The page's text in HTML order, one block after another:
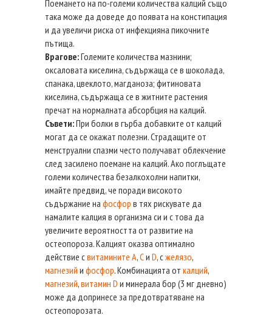
Поемането на по-големи количества калций също
така може да доведе до появата на констипация
и да увеличи риска от инфекцияна пикочните
пътища.
Врагове:Големите количества мазнини;
оксаловата киселина, съдържаща се в шоколада,
спанака, цвеклото, магданоза; фитиновата
киселина, съдържаща се в житните растения
пречат на нормалната абсорбция на калций.
Съвети:При болки в гърба добавките от калций
могат да се окажат полезни. Страдащите от
менструални спазми често получават облекчение
след засилено поемане на калций. Ако поглъщате
големи количества безалкохолни напитки,
имайте предвид, че поради високото
съдържание на фосфор в тях рискувате да
намалите калция в организма си и с това да
увеличите вероятността от развитие на
остеопороза. Калцият оказва оптимално
действие свитамините А,Си D, сжелязо,
магнезий и фосфор. Комбинацията от калций,
магнезий,витамин D и минерала бор (3 мг дневно)
може да допринесе за предотвратяване на
остеопорозата.